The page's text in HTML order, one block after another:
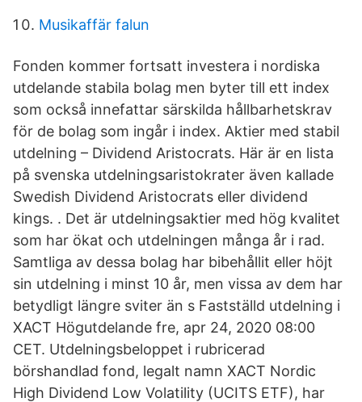
Musikaffär falun
Fonden kommer fortsatt investera i nordiska
utdelande stabila bolag men byter till ett index
som också innefattar särskilda hållbarhetskrav
för de bolag som ingår i index. Aktier med stabil
utdelning – Dividend Aristocrats. Här är en lista
på svenska utdelningsaristokrater även kallade
Swedish Dividend Aristocrats eller dividend
kings. . Det är utdelningsaktier med hög kvalitet
som har ökat och utdelningen många år i rad.
Samtliga av dessa bolag har bibehållit eller höjt
sin utdelning i minst 10 år, men vissa av dem har
betydligt längre sviter än s Fastställd utdelning i
XACT Högutdelande fre, apr 24, 2020 08:00
CET. Utdelningsbeloppet i rubricerad
börshandlad fond, legalt namn XACT Nordic
High Dividend Low Volatility (UCITS ETF), har